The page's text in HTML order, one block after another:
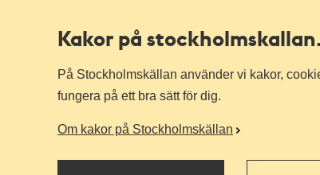
Kakor på stockholmskallan
På Stockholmskällan använder vi kakor,
fungera på ett bra sätt för dig.
Om kakor på Stockholmskällan